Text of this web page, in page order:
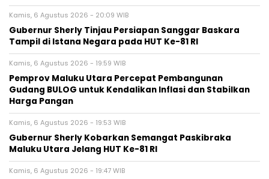
Kamis, 6 Agustus 2026 - 20:09 WIB
Gubernur Sherly Tinjau Persiapan Sanggar Baskara
Tampil di Istana Negara pada HUT Ke-81 RI
Kamis, 6 Agustus 2026 - 19:59 WIB
Pemprov Maluku Utara Percepat Pembangunan
Gudang BULOG untuk Kendalikan Inflasi dan Stabilkan
Harga Pangan
Kamis, 6 Agustus 2026 - 19:53 WIB
Gubernur Sherly Kobarkan Semangat Paskibraka
Maluku Utara Jelang HUT Ke-81 RI
Kamis, 6 Agustus 2026 - 19:47 WIB